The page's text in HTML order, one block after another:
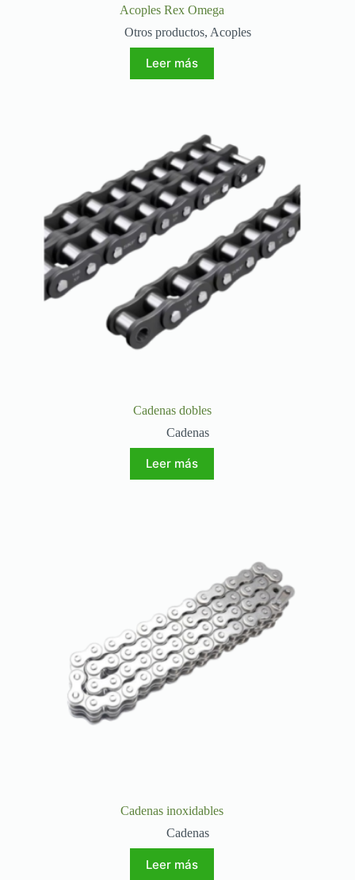
Acoples Rex Omega
Otros productos, Acoples
Leer más
Cadenas dobles
Cadenas
Leer más
Cadenas inoxidables
Cadenas
Leer más